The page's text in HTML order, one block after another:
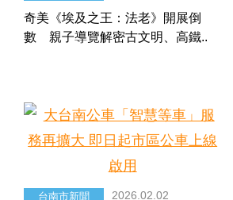
奇美《埃及之王：法老》開展倒
數 親子導覽解密古文明、高鐵..
台南市新聞 2026.02.02